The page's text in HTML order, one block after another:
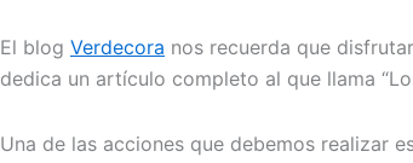
El blog Verdecora nos recuerda que
dedica un artículo completo al que llama
Una de las acciones que debemos realizar